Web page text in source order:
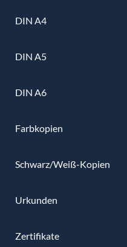
DIN A4
DIN A5
DIN A6
Farbkopien
Schwarz/Weiß-Kopien
Urkunden
Zertifikate